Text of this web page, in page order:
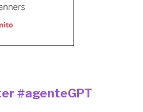
#agenteGPT